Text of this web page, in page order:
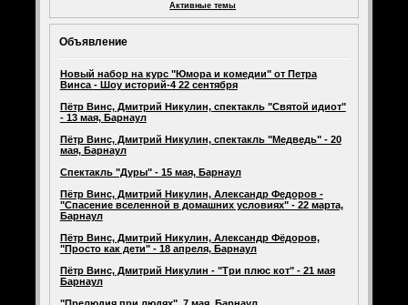
Активные темы
Объявление
Новый набор на курс "Юмора и комедии" от Петра
Винса - Шоу историй-4 22 сентября
Пётр Винс, Дмитрий Никулин, спектакль "Святой идиот"
- 13 мая, Барнаул
Пётр Винс, Дмитрий Никулин, спектакль "Медведь" - 20
мая, Барнаул
Спектакль "Дуры" - 15 мая, Барнаул
Пётр Винс, Дмитрий Никулин, Александр Федоров -
"Спасение вселенной в домашних условиях" - 22 марта,
Барнаул
Пётр Винс, Дмитрий Никулин, Александр Фёдоров,
"Просто как дети" - 18 апреля, Барнаул
Пётр Винс, Дмитрий Никулин - "Три плюс кот" - 21 мая
Барнаул